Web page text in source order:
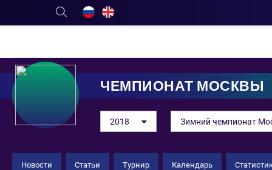
ОНЛАЙН ТАБЛО СКРЫТЬ
ЧЕМПИОНАТ МОСКВЫ
2018 Зимний чемпионат
Новости Статьи Турнир Календарь